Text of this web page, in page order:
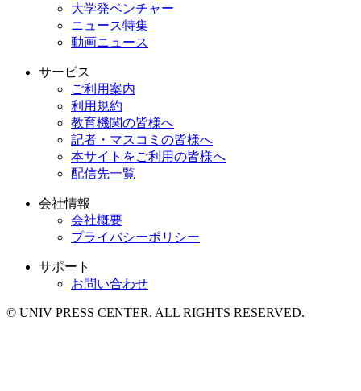
大学発ベンチャー
ニュース特集
動画ニュース
サービス
ご利用案内
利用規約
教育機関の皆様へ
記者・マスコミの皆様へ
本サイトをご利用の皆様へ
配信先一覧
会社情報
会社概要
プライバシーポリシー
サポート
お問い合わせ
© UNIV PRESS CENTER. ALL RIGHTS RESERVED.